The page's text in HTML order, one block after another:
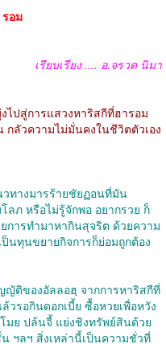
อม
เรียบเรียง .... อ.จรวด นิมา
ไปสู่การแสวงหาริสกีที่ฮารอม
กลัวความไม่มั่นคงในชีวิตตัวเอง
างมารร้ายชัยฏอนที่มัน
ลภ หรือไม่รู้จักพอ อยากรวย ก็
การทำมาหากินสุจริต ด้วยความ
นทุนขยายกิจการก็ย่อมถูกต้อง
ของอัลลอฮฺ จากการหาริสกีที่
วรอกินดอกเบี้ย ซื้อหวยเพื่อหวัง
มย ปล้นจี้ แย่งชิงทรัพย์สินด้วย
ฯลฯ สิ่งเหล่านี้เป็นความชั่วที่